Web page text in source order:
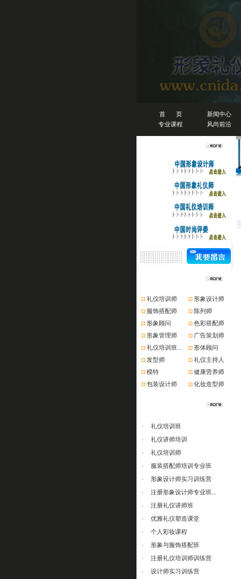
首 页 新闻中心
专业课程
风尚前沿
礼仪培训师
形象设计师
服饰搭配师
陈列师
形象顾问
色彩搭配师
形象管理师
广告策划师
礼仪培训班...
形体顾问
发型师
礼仪主持人
模特
健康营养师
包装设计师
化妆造型师
·
礼仪培训班
·
礼仪讲师培训
·
礼仪培训师
·
服装搭配师培训专业班
·
形象设计师实习训练营
·
注册形象设计师专业班...
·
注册礼仪讲师班
·
优雅礼仪塑造课堂
·
个人彩妆课程
·
形象与服饰搭配班
·
注册礼仪培训师训练营
·
设计师实习训练营